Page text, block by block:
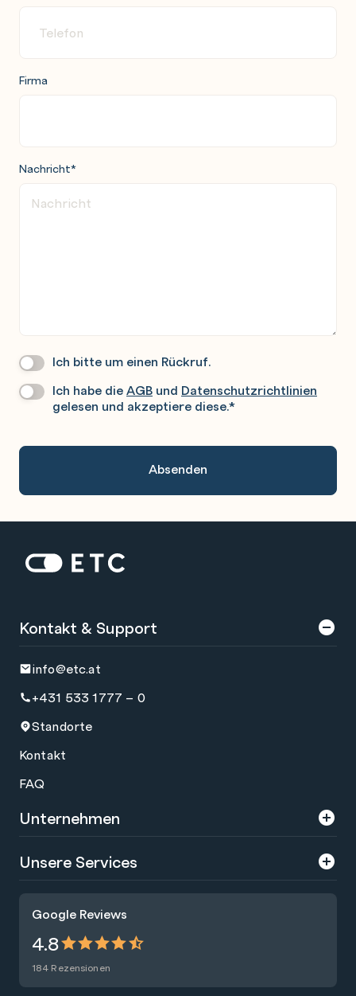
Firma
Nachricht*
Wir
Sie
Ich bitte um einen Rückruf.
Datenschutz*
Ich habe dieAGB und Datenschutzrichtlinien
gelesen und akzeptiere diese.*
Startseite: ETC
Google Reviews
4.8
184 Rezensionen
Kontakt & Support
info@etc.at
+431 533 1777 – 0
Standorte
Kontakt
FAQ
Unternehmen
Über uns
Presse
Nachhaltigkeit
Blog
Unsere Services